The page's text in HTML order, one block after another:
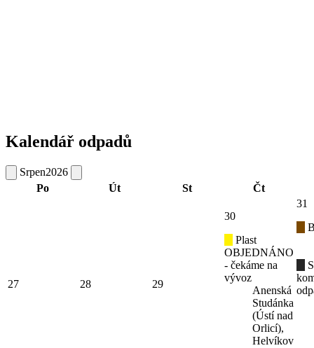
Kalendář odpadů
Srpen2026
Po
Út St Čt
27 28 29
30
Plast
OBJEDNÁNO
- čekáme na
vývoz
Anenská
Studánka
(Ústí nad
Orlicí),
Helvíkov
31